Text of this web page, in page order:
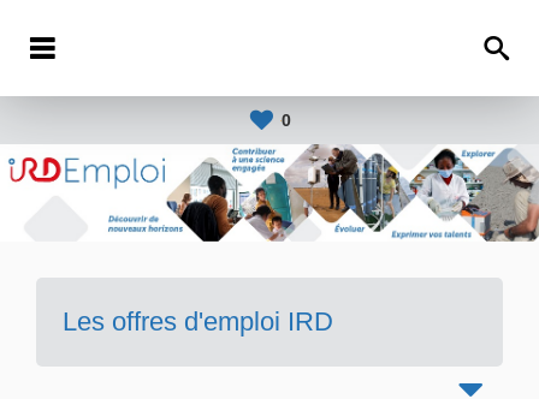
0
Les offres d'emploi IRD